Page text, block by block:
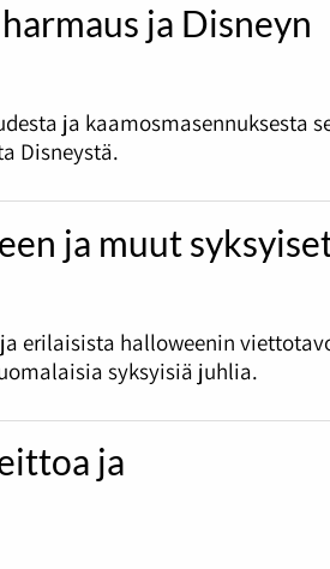
ja Disneyn
ja kaamosmasennuksesta
Disneystä.
ja muut
erilaisista halloweenin
syksyisiä juhlia.
ja